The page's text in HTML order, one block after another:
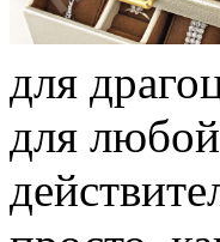
для
для